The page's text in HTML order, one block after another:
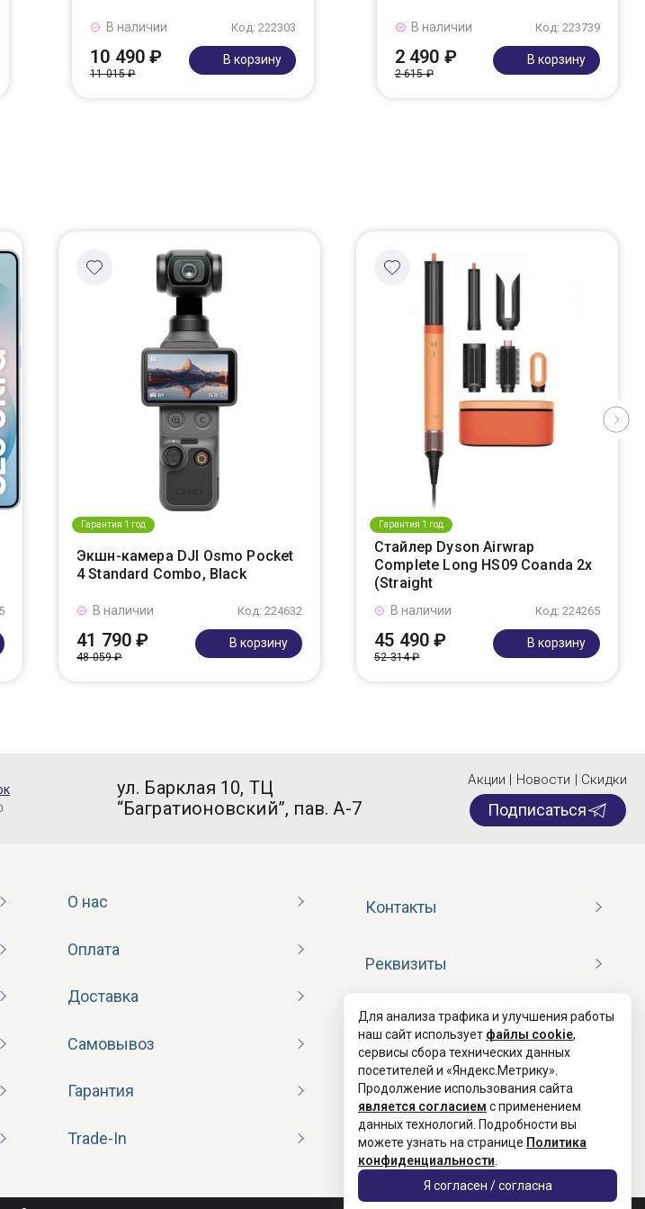
Код: 222303
В наличии
10 490 ₽
11 015 ₽
В корзину
Код: 223739
В наличии
2 490 ₽
2 615 ₽
В корзину
Гарантия 1 год
Экшн-камера DJI Osmo Pocket
4 Standard Combo, Black
Код: 224632
В наличии
41 790 ₽
48 059 ₽
В корзину
Гарантия 1 год
Стайлер Dyson Airwrap
Complete Long HS09 Coanda 2x
(Straight
Код: 224265
В наличии
45 490 ₽
52 314 ₽
В корзину
ул. Барклая 10, ТЦ
“Багратионовский”, пав. А-7
Акции | Новости | Скидки
Подписаться
О нас
Оплата
Доставка
Самовывоз
Гарантия
Trade-In
Контакты
Реквизиты
Договор оферты
Согласие на обработку ПД
Политика конфиденциальности
Для анализа трафика и улучшения работы
наш сайт использует файлы cookie,
сервисы сбора технических данных
посетителей и «Яндекс.Метрику».
Продолжение использования сайта
является согласием с применением
данных технологий. Подробности вы
можете узнать на странице Политика
конфиденциальности
Я согласен / согласна